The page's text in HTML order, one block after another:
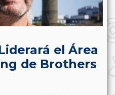
el Área
de Brothers